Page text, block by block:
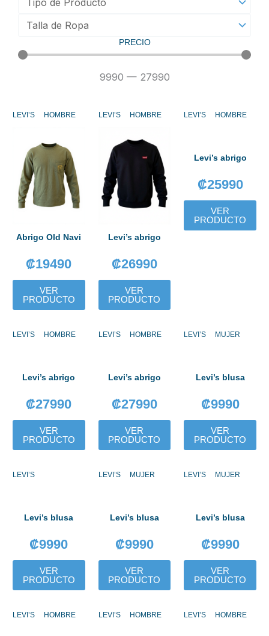
PRECIO
9990 — 27990
LEVI’S HOMBRE
Abrigo Old Navi
₡19490
VER
PRODUCTO
LEVI’S HOMBRE
Levi’s abrigo
₡26990
VER
PRODUCTO
LEVI’S HOMBRE
Levi’s abrigo
₡25990
VER
PRODUCTO
LEVI’S HOMBRE
Levi’s abrigo
₡27990
VER
PRODUCTO
LEVI’S HOMBRE
Levi’s abrigo
₡27990
VER
PRODUCTO
LEVI’S MUJER
Levi’s blusa
₡9990
VER
PRODUCTO
LEVI’S
Levi’s blusa
₡9990
VER
PRODUCTO
LEVI’S MUJER
Levi’s blusa
₡9990
VER
PRODUCTO
LEVI’S MUJER
Levi’s blusa
₡9990
VER
PRODUCTO
LEVI’S HOMBRE LEVI’S HOMBRE LEVI’S HOMBRE